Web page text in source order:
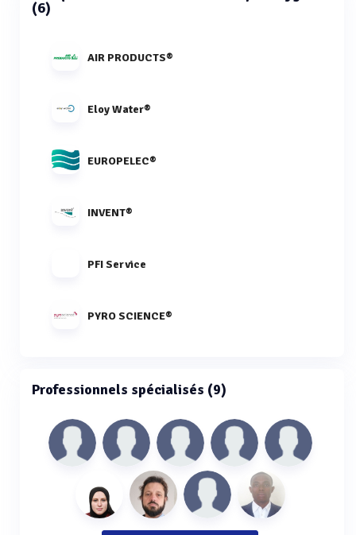
(6)
AIR PRODUCTS®
Eloy Water®
EUROPELEC®
INVENT®
PFI Service
PYRO SCIENCE®
Professionnels spécialisés (9)